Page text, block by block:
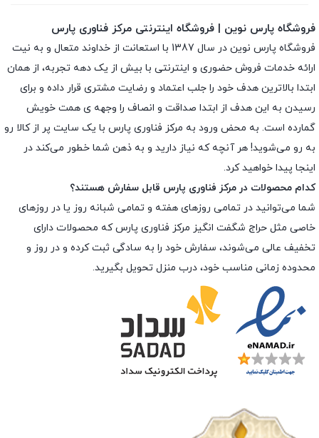
فروشگاه پارس نوین | فروشگاه اینترنتی مرکز فناوری پارس
فروشگاه پارس نوین در سال 1387 با استعانت از خداوند متعال و به نیت
ارائه خدمات فروش حضوری و اینترنتی با بیش از یک دهه تجربه، از همان
ابتدا بالاترین هدف خود را جلب اعتماد و رضایت مشتری قرار داده و براى
رسیدن به این هدف از ابتدا صداقت و انصاف را وجهه ى همت خویش
گمارده است. به محض ورود به مرکز فناوری پارس با یک سایت پر از کالا رو
به رو می‌شوید! هر آنچه که نیاز دارید و به ذهن شما خطور می‌کند در
اینجا پیدا خواهید کرد.
کدام محصولات در مرکز فناوری پارس قابل سفارش هستند؟
شما می‌توانید در تمامی روزهای هفته و تمامی شبانه روز یا در روزهای
خاصی مثل حراج شگفت انگیز مرکز فناوری پارس که محصولات دارای
تخفیف عالی می‌شوند، سفارش خود را به سادگی ثبت کرده و در روز و
محدوده زمانی مناسب خود، درب منزل تحویل بگیرید.